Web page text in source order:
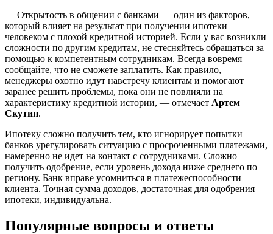
— Открытость в общении с банками — один из факторов,
который влияет на результат при получении ипотеки
человеком с плохой кредитной историей. Если у вас возникли
сложности по другим кредитам, не стесняйтесь обращаться за
помощью к компетентным сотрудникам. Всегда вовремя
сообщайте, что не сможете заплатить. Как правило,
менеджеры охотно идут навстречу клиентам и помогают
заранее решить проблемы, пока они не повлияли на
характеристику кредитной истории, — отмечает Артем
Скутин.
Ипотеку сложно получить тем, кто игнорирует попытки
банков урегулировать ситуацию с просроченными платежами,
намеренно не идет на контакт с сотрудниками. Сложно
получить одобрение, если уровень дохода ниже среднего по
региону. Банк вправе усомниться в платежеспособности
клиента. Точная сумма доходов, достаточная для одобрения
ипотеки, индивидуальна.
Популярные вопросы и ответы